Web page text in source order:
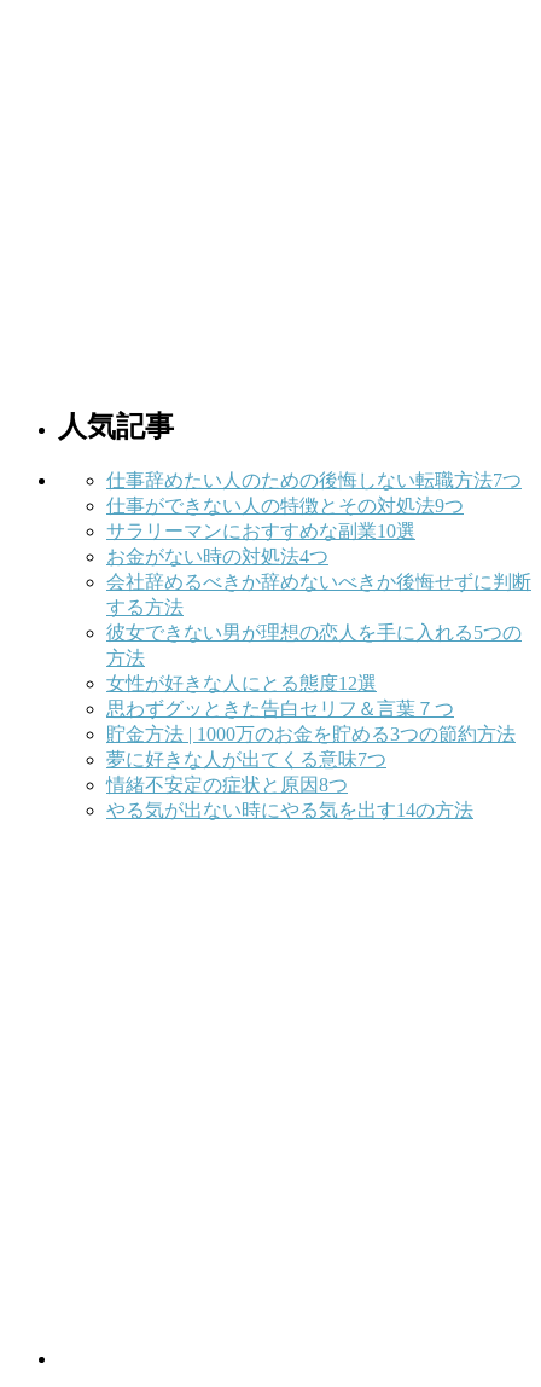
人気記事
仕事辞めたい人のための後悔しない転職方法7つ
仕事ができない人の特徴とその対処法9つ
サラリーマンにおすすめな副業10選
お金がない時の対処法4つ
会社辞めるべきか辞めないべきか後悔せずに判断
する方法
彼女できない男が理想の恋人を手に入れる5つの
方法
女性が好きな人にとる態度12選
思わずグッときた告白セリフ＆言葉７つ
貯金方法 | 1000万のお金を貯める3つの節約方法
夢に好きな人が出てくる意味7つ
情緒不安定の症状と原因8つ
やる気が出ない時にやる気を出す14の方法